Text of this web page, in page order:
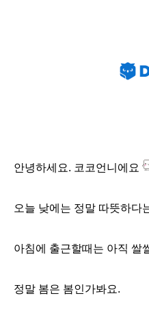
안녕하세요. 코코언니에요
오늘 낮에는 정말 따뜻하다
아침에 출근할때는 아직 쌀
정말 봄은 봄인가봐요.